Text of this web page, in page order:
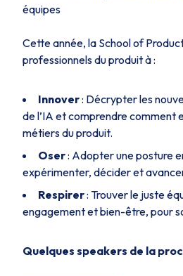
équipes
Cette année, la School of
professionnels du produit à :
Innover: Décrypter les
de l’IA et comprendre comment
métiers du produit.
Oser: Adopter une posture
expérimenter, décider et
Respirer: Trouver le juste
engagement et bien-être, pour
Quelques speakers de la